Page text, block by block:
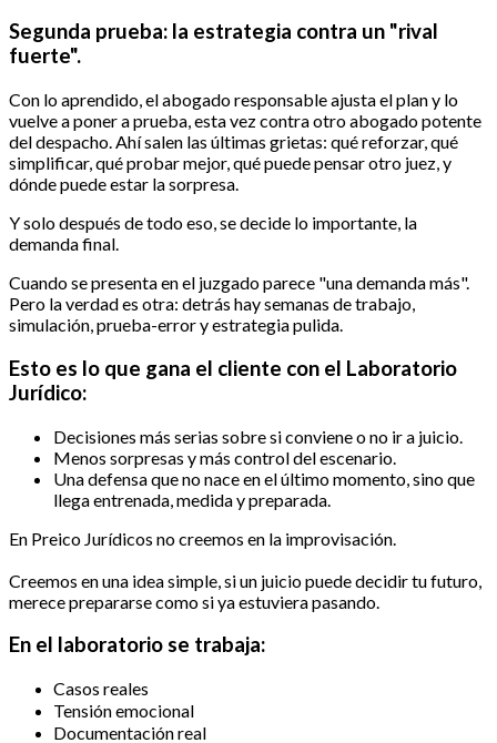
Segunda prueba: la estrategia contra un "rival
fuerte".
Con lo aprendido, el abogado responsable ajusta el plan y lo
vuelve a poner a prueba, esta vez contra otro abogado potente
del despacho. Ahí salen las últimas grietas: qué reforzar, qué
simplificar, qué probar mejor, qué puede pensar otro juez, y
dónde puede estar la sorpresa.
Y solo después de todo eso, se decide lo importante, la
demanda final.
Cuando se presenta en el juzgado parece "una demanda más".
Pero la verdad es otra: detrás hay semanas de trabajo,
simulación, prueba-error y estrategia pulida.
Esto es lo que gana el cliente con el Laboratorio
Jurídico:
Decisiones más serias sobre si conviene o no ir a juicio.
Menos sorpresas y más control del escenario.
Una defensa que no nace en el último momento, sino que
llega entrenada, medida y preparada.
En Preico Jurídicos no creemos en la improvisación.
Creemos en una idea simple, si un juicio puede decidir tu futuro,
merece prepararse como si ya estuviera pasando.
En el laboratorio se trabaja:
Casos reales
Tensión emocional
Documentación real